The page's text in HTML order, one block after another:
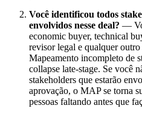
Você identificou todos
envolvidos nesse deal? —
economic buyer, technical
revisor legal e qualquer
Mapeamento incompleto de
collapse late-stage. Se você
stakeholders que estarão
aprovação, o MAP se torna
pessoas faltando antes que